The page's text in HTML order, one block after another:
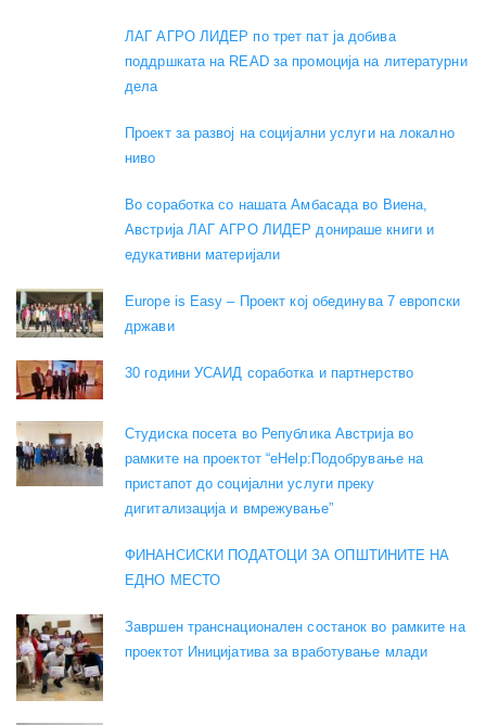
ЛАГ АГРО ЛИДЕР по трет пат ја добива
поддршката на READ за промоција на литературни
дела
Проект за развој на социјални услуги на локално
ниво
Во соработка со нашата Амбасада во Виена,
Австрија ЛАГ АГРО ЛИДЕР донираше книги и
едукативни материјали
Europe is Easy – Проект кој обединува 7 европски
држави
30 години УСАИД соработка и партнерство
Студиска посета во Република Австрија во
рамките на проектот “eHelp:Подобрување на
пристапот до социјални услуги преку
дигитализација и вмрежување”
ФИНАНСИСКИ ПОДАТОЦИ ЗА ОПШТИНИТЕ НА
ЕДНО МЕСТО
Завршен транснационален состанок во рамките на
проектот Иницијатива за вработување млади